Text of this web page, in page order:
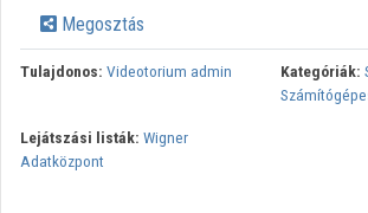
Megosztás
Tulajdonos: Videotorium admin Kategóriák:
Lejátszási listák: Wigner
Adatközpont